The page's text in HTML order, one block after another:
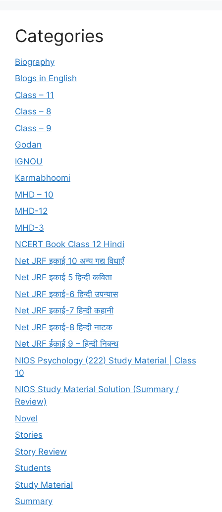
Categories
Biography
Blogs in English
Class – 11
Class – 8
Class – 9
Godan
IGNOU
Karmabhoomi
MHD – 10
MHD-12
MHD-3
NCERT Book Class 12 Hindi
Net JRF इकाई 10 अन्य गद्य विधाएँ
Net JRF इकाई 5 हिन्दी कविता
Net JRF इकाई-6 हिन्दी उपन्यास
Net JRF इकाई-7 हिन्दी कहानी
Net JRF इकाई-8 हिन्दी नाटक
Net JRF ईकाई 9 – हिन्दी निबन्ध
NIOS Psychology (222) Study Material | Class
10
NIOS Study Material Solution (Summary /
Review)
Novel
Stories
Story Review
Students
Study Material
Summary